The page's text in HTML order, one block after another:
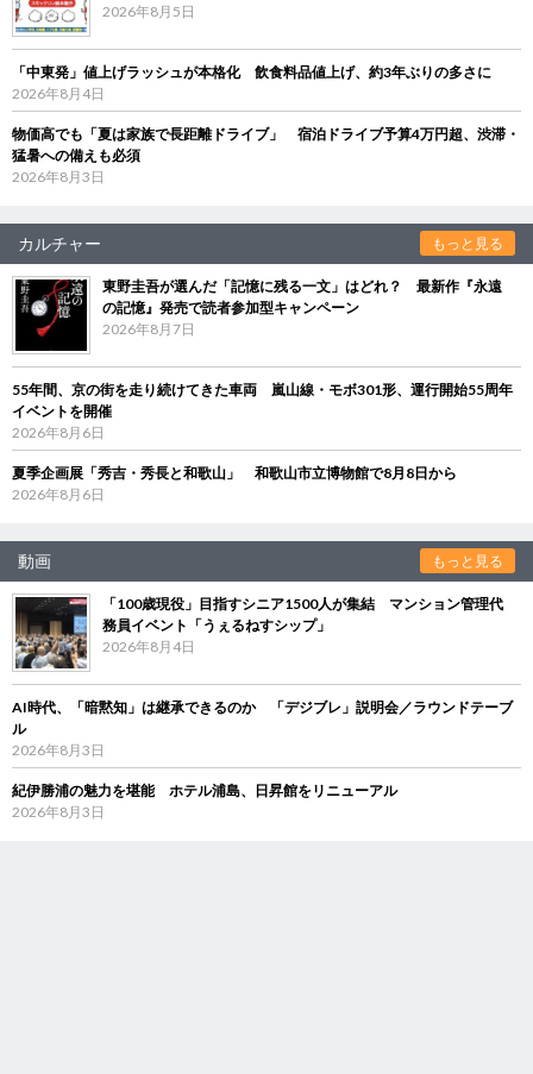
2026年8月5日
「中東発」値上げラッシュが本格化 飲食料品値上げ、約3年ぶりの多さに
2026年8月4日
物価高でも「夏は家族で長距離ドライブ」 宿泊ドライブ予算4万円超、渋滞・
猛暑への備えも必須
2026年8月3日
カルチャー もっと見る
東野圭吾が選んだ「記憶に残る一文」はどれ？ 最新作『永遠
の記憶』発売で読者参加型キャンペーン
2026年8月7日
55年間、京の街を走り続けてきた車両 嵐山線・モボ301形、運行開始55周年
イベントを開催
2026年8月6日
夏季企画展「秀吉・秀長と和歌山」 和歌山市立博物館で8月8日から
2026年8月6日
動画 もっと見る
「100歳現役」目指すシニア1500人が集結 マンション管理代
務員イベント「うぇるねすシップ」
2026年8月4日
AI時代、「暗黙知」は継承できるのか 「デジブレ」説明会／ラウンドテーブ
ル
2026年8月3日
紀伊勝浦の魅力を堪能 ホテル浦島、日昇館をリニューアル
2026年8月3日